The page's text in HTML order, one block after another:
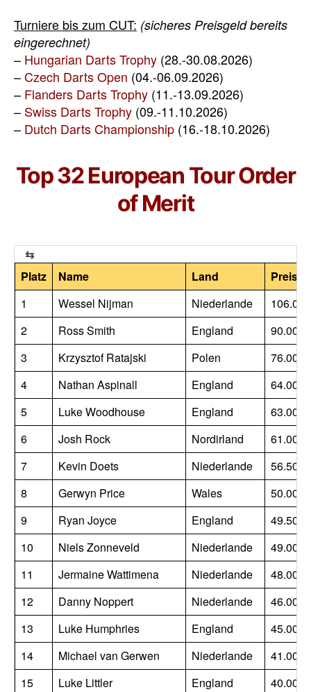
Turniere bis zum CUT: (sicheres Preisgeld bereits
eingerechnet)
– Hungarian Darts Trophy (28.-30.08.2026)
–Czech Darts Open (04.-06.09.2026)
– Flanders Darts Trophy (11.-13.09.2026)
– Swiss Darts Trophy (09.-11.10.2026)
– Dutch Darts Championship (16.-18.10.2026)
Top 32 European Tour Order
of Merit
Platz Name Land
1
Wessel Nijman Niederlande
106.000
2
Ross Smith England
90.000
3
Krzysztof Ratajski Polen
76.000
4
Nathan Aspinall England
64.000
5
Luke Woodhouse England
63.000
6
Josh Rock Nordirland
61.000
7
Kevin Doets Niederlande
56.500
8
Gerwyn Price Wales
50.000
9
Ryan Joyce England
49.500
10
Niels Zonneveld Niederlande
49.000
11
Jermaine Wattimena Niederlande
48.000
12
Danny Noppert Niederlande
46.000
13
Luke Humphries England
45.000
14
Michael van Gerwen Niederlande
41.000
15
Luke Littler England
40.000